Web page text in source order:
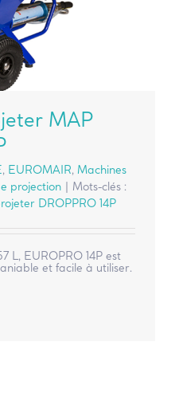
MAP
, EUROMAIR, Machines
projection
Mots-clés :
DROPPRO 14P
L, EUROPRO 14P est
et facile à utiliser.